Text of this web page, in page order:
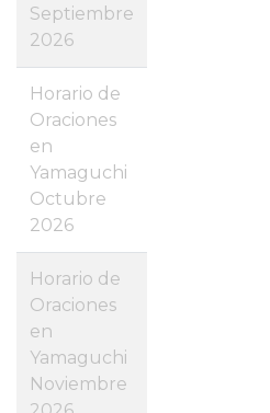
Septiembre
2026
Horario de
Oraciones
en
Yamaguchi
Octubre
2026
Horario de
Oraciones
en
Yamaguchi
Noviembre